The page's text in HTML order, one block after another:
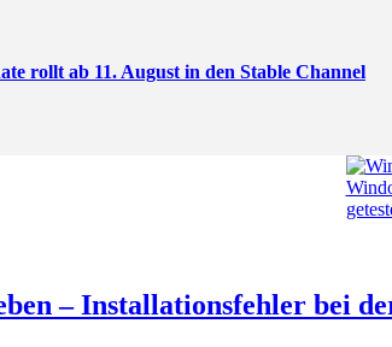
rollt ab 11. August in den Stable Channel
– Installationsfehler bei